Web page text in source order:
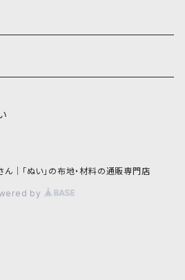
｜「ぬい」の布地・材料の通販専門店
by